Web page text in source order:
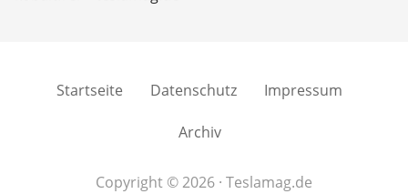
Startseite Datenschutz Impressum
Archiv
Copyright © 2026 · Teslamag.de